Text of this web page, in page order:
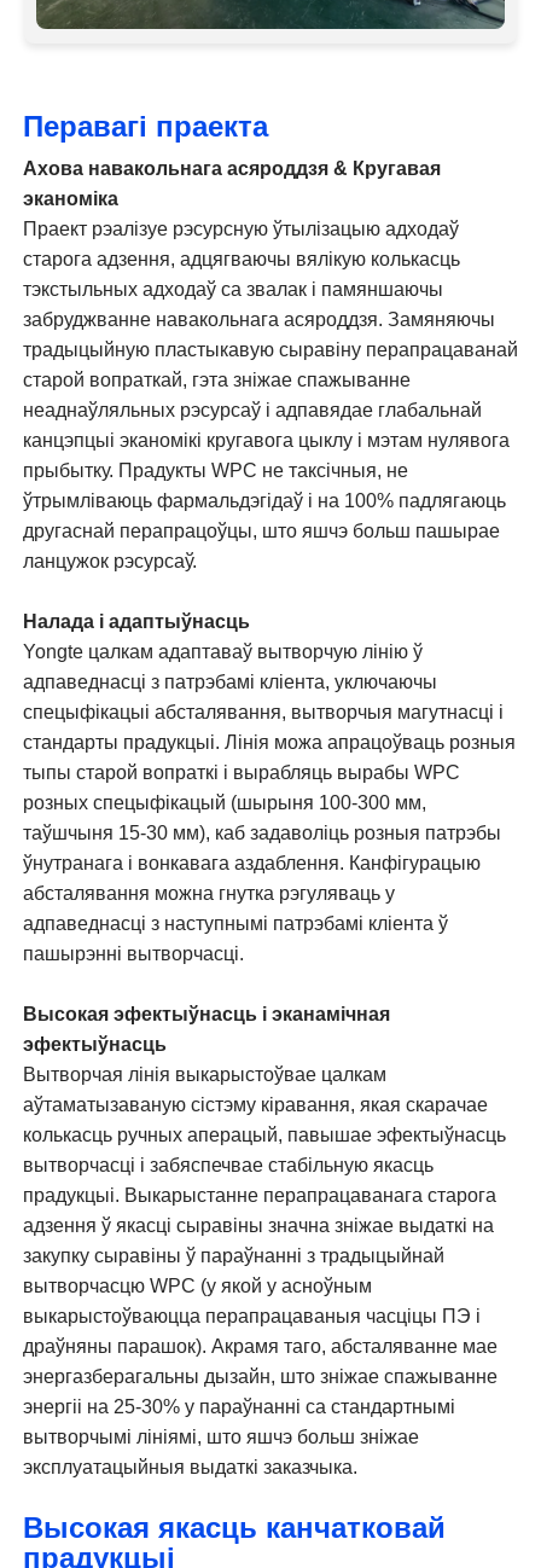
Перавагі праекта
Ахова навакольнага асяроддзя & Кругавая
эканоміка
Праект рэалізуе рэсурсную ўтылізацыю адходаў
старога адзення, адцягваючы вялікую колькасць
тэкстыльных адходаў са звалак і памяншаючы
забруджванне навакольнага асяроддзя. Замяняючы
традыцыйную пластыкавую сыравіну перапрацаванай
старой вопраткай, гэта зніжае спажыванне
неаднаўляльных рэсурсаў і адпавядае глабальнай
канцэпцыі эканомікі кругавога цыклу і мэтам нулявога
прыбытку. Прадукты WPC не таксічныя, не
ўтрымліваюць фармальдэгідаў і на 100% падлягаюць
другаснай перапрацоўцы, што яшчэ больш пашырае
ланцужок рэсурсаў.
Налада і адаптыўнасць
Yongte цалкам адаптаваў вытворчую лінію ў
адпаведнасці з патрэбамі кліента, уключаючы
спецыфікацыі абсталявання, вытворчыя магутнасці і
стандарты прадукцыі. Лінія можа апрацоўваць розныя
тыпы старой вопраткі і вырабляць вырабы WPC
розных спецыфікацый (шырыня 100-300 мм,
таўшчыня 15-30 мм), каб задаволіць розныя патрэбы
ўнутранага і вонкавага аздаблення. Канфігурацыю
абсталявання можна гнутка рэгуляваць у
адпаведнасці з наступнымі патрэбамі кліента ў
пашырэнні вытворчасці.
Высокая эфектыўнасць і эканамічная
эфектыўнасць
Вытворчая лінія выкарыстоўвае цалкам
аўтаматызаваную сістэму кіравання, якая скарачае
колькасць ручных аперацый, павышае эфектыўнасць
вытворчасці і забяспечвае стабільную якасць
прадукцыі. Выкарыстанне перапрацаванага старога
адзення ў якасці сыравіны значна зніжае выдаткі на
закупку сыравіны ў параўнанні з традыцыйнай
вытворчасцю WPC (у якой у асноўным
выкарыстоўваюцца перапрацаваныя часціцы ПЭ і
драўняны парашок). Акрамя таго, абсталяванне мае
энергазберагальны дызайн, што зніжае спажыванне
энергіі на 25-30% у параўнанні са стандартнымі
вытворчымі лініямі, што яшчэ больш зніжае
эксплуатацыйныя выдаткі заказчыка.
Высокая якасць канчатковай
прадукцыі